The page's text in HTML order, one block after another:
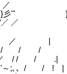
ｰ
}!=
＼
}i､
|
/ /
/ / .|
、/ / ! |